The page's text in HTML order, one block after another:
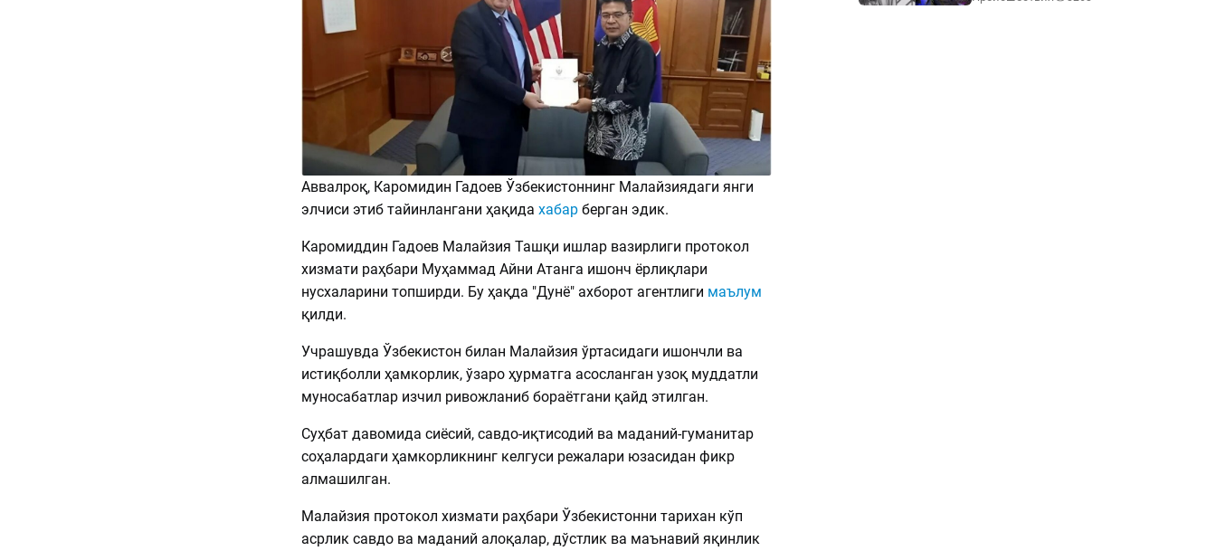
Аввалроқ, Каромидин Гадоев Ўзбекистоннинг Малайзиядаги янги
элчиси этиб тайинлангани ҳақида хабарберган эдик.
Каромиддин Гадоев Малайзия Ташқи ишлар вазирлиги протокол
хизмати раҳбари Муҳаммад Айни Атанга ишонч ёрлиқлари
нусхаларини топширди. Бу ҳақда "Дунё" ахборот агентлиги маълум
қилди.
Учрашувда Ўзбекистон билан Малайзия ўртасидаги ишончли ва
истиқболли ҳамкорлик, ўзаро ҳурматга асосланган узоқ муддатли
муносабатлар изчил ривожланиб бораётгани қайд этилган.
Суҳбат давомида сиёсий, савдо-иқтисодий ва маданий-гуманитар
соҳалардаги ҳамкорликнинг келгуси режалари юзасидан фикр
алмашилган.
Малайзия протокол хизмати раҳбари Ўзбекистонни тарихан кўп
асрлик савдо ва маданий алоқалар, дўстлик ва маънавий яқинлик